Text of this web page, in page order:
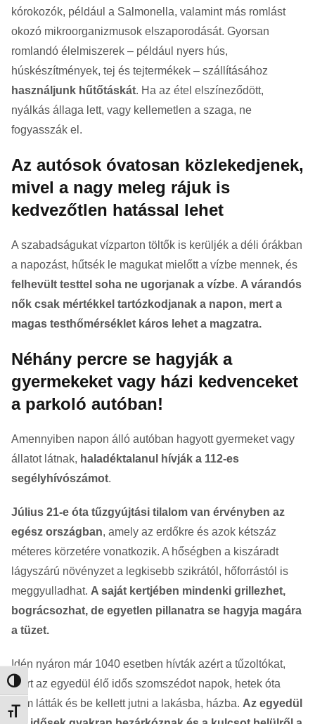
Nagy kontraszt váltása
Betűméret váltása
kórokozók, például a Salmonella, valamint más romlást
okozó mikroorganizmusok elszaporodását. Gyorsan
romlandó élelmiszerek – például nyers hús,
húskészítmények, tej és tejtermékek – szállításához
használjunk hűtőtáskát. Ha az étel elszíneződött,
nyálkás állaga lett, vagy kellemetlen a szaga, ne
fogyasszák el.
Az autósok óvatosan közlekedjenek,
mivel a nagy meleg rájuk is
kedvezőtlen hatással lehet
A szabadságukat vízparton töltők is kerüljék a déli órákban
a napozást, hűtsék le magukat mielőtt a vízbe mennek, és
felhevült testtel soha ne ugorjanak a vízbe. A várandós
nők csak mértékkel tartózkodjanak a napon, mert a
magas testhőmérséklet káros lehet a magzatra.
Néhány percre se hagyják a
gyermekeket vagy házi kedvenceket
a parkoló autóban!
Amennyiben napon álló autóban hagyott gyermeket vagy
állatot látnak, haladéktalanul hívják a 112-es
segélyhívószámot.
Július 21-e óta tűzgyújtási tilalom van érvényben az
egész országban, amely az erdőkre és azok kétszáz
méteres körzetére vonatkozik. A hőségben a kiszáradt
lágyszárú növényzet a legkisebb szikrától, hőforrástól is
meggyulladhat. A saját kertjében mindenki grillezhet,
bográcsozhat, de egyetlen pillanatra se hagyja magára
a tüzet.
Idén nyáron már 1040 esetben hívták azért a tűzoltókat,
mert az egyedül élő idős szomszédot napok, hetek óta
nem látták és be kellett jutni a lakásba, házba. Az egyedül